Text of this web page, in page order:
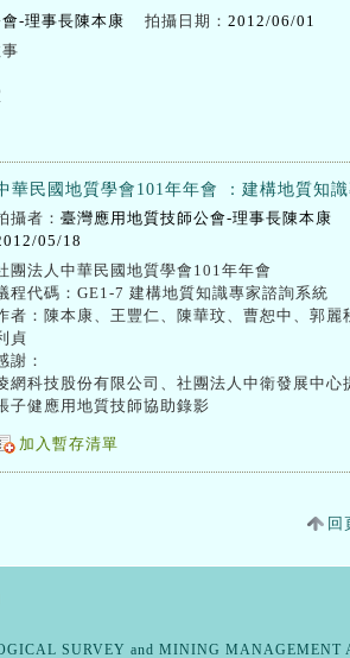
-理事長陳本康 拍攝日期： 2012/06/01
華民國地質學會101年年會 ：建構地質知
攝者： 臺灣應用地質技師公會-理事長陳本康
05/18
團法人中華民國地質學會101年年會
程代碼：GE1-7 建構地質知識專家諮詢系統
者：陳本康、王豐仁、陳華玟、曹恕中、郭麗
貞
謝：
網科技股份有限公司、社團法人中衛發展中心
子健應用地質技師協助錄影
加入暫存清單
回
SURVEY and MINING MANAGEMENT